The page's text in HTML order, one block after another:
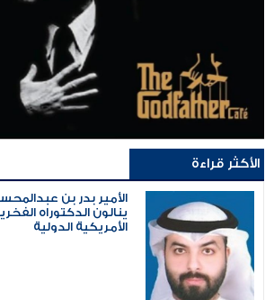
الأكثر قراءة
الأمير بدر بن
ينالون الدكتوراه
الأمريكية الدولية